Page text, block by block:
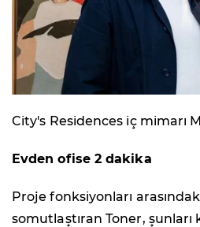
City's Residences iç mimarı
Evden ofise 2 dakika
Proje fonksiyonları
somutlaştıran Toner,